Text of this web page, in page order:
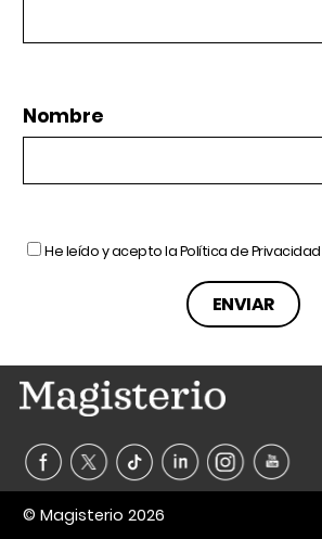
Nombre
He leído y acepto laPolítica de Privacidad
© Magisterio 2026